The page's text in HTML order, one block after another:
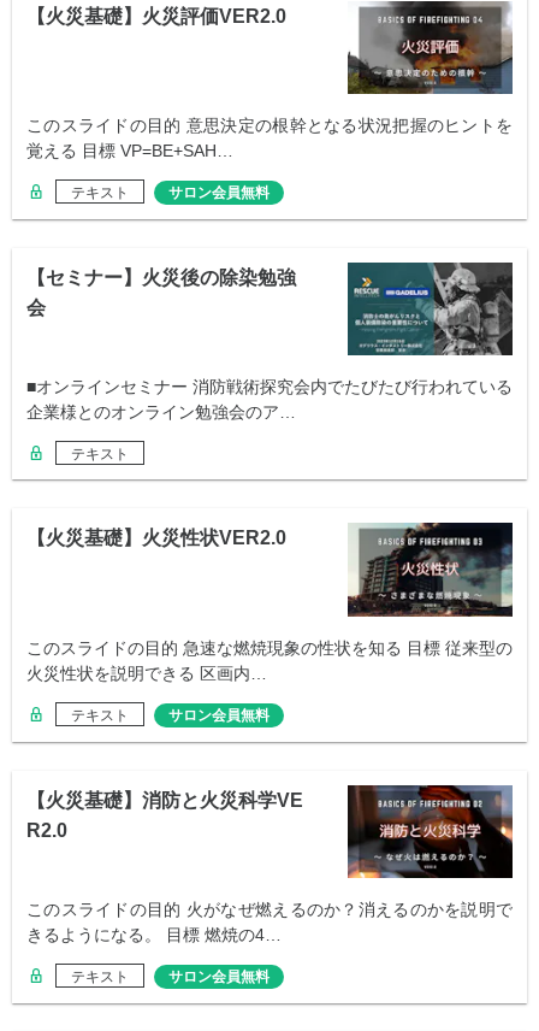
【火災基礎】火災評価VER2.0
このスライドの目的 意思決定の根幹となる状況把握のヒントを
覚える 目標 VP=BE+SAH…
テキスト サロン会員無料
【セミナー】火災後の除染勉強
会
■オンラインセミナー 消防戦術探究会内でたびたび行われている
企業様とのオンライン勉強会のア…
テキスト
【火災基礎】火災性状VER2.0
このスライドの目的 急速な燃焼現象の性状を知る 目標 従来型の
火災性状を説明できる 区画内…
テキスト サロン会員無料
【火災基礎】消防と火災科学VE
R2.0
このスライドの目的 火がなぜ燃えるのか？消えるのかを説明で
きるようになる。 目標 燃焼の4…
テキスト サロン会員無料